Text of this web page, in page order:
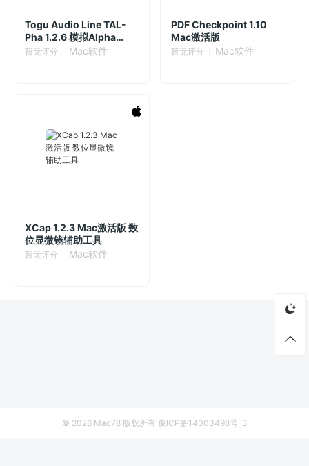
Togu Audio Line TAL-
Pha 1.2.6 模拟Alpha
Juno II合成器插件
暂无评分 Mac软件
PDF Checkpoint 1.10
Mac激活版
暂无评分 Mac软件
XCap 1.2.3 Mac激活版 数
位显微镜辅助工具
暂无评分 Mac软件
© 2026 Mac78版权所有 豫ICP备14003498号-3